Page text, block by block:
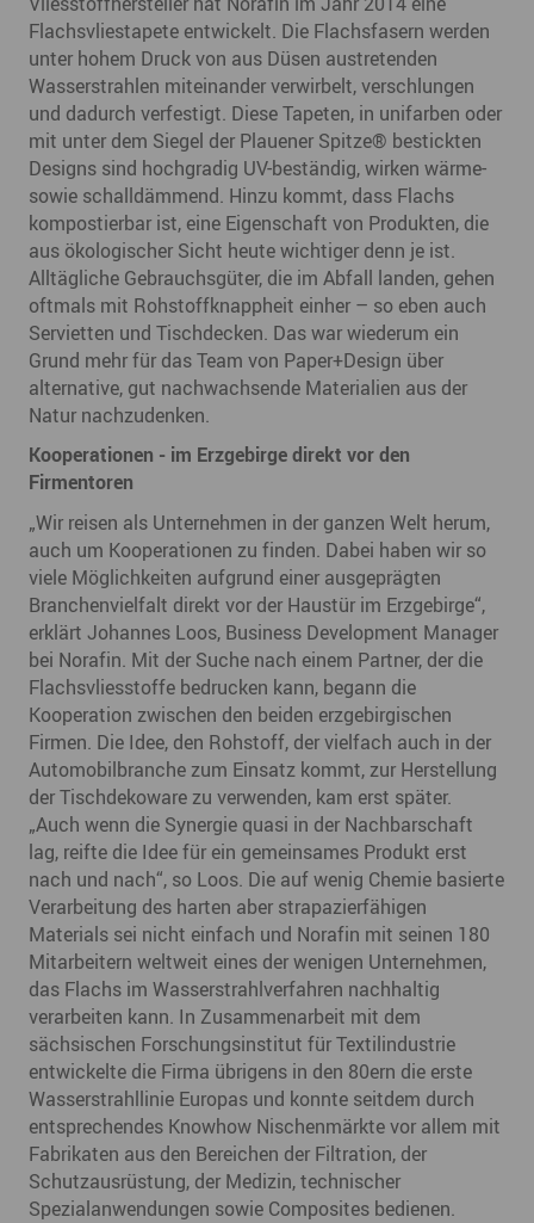
Flachsvliestapete entwickelt. Die Flachsfasern werden
unter hohem Druck von aus Düsen austretenden
Wasserstrahlen miteinander verwirbelt, verschlungen
und dadurch verfestigt. Diese Tapeten, in unifarben oder
mit unter dem Siegel der Plauener Spitze® bestickten
Designs sind hochgradig UV-beständig, wirken wärme-
sowie schalldämmend. Hinzu kommt, dass Flachs
kompostierbar ist, eine Eigenschaft von Produkten, die
aus ökologischer Sicht heute wichtiger denn je ist.
Alltägliche Gebrauchsgüter, die im Abfall landen, gehen
oftmals mit Rohstoffknappheit einher – so eben auch
Servietten und Tischdecken. Das war wiederum ein
Grund mehr für das Team von Paper+Design über
alternative, gut nachwachsende Materialien aus der
Natur nachzudenken.
Kooperationen - im Erzgebirge direkt vor den
Firmentoren
„Wir reisen als Unternehmen in der ganzen Welt herum,
auch um Kooperationen zu finden. Dabei haben wir so
viele Möglichkeiten aufgrund einer ausgeprägten
Branchenvielfalt direkt vor der Haustür im Erzgebirge“,
erklärt Johannes Loos, Business Development Manager
bei Norafin. Mit der Suche nach einem Partner, der die
Flachsvliesstoffe bedrucken kann, begann die
Kooperation zwischen den beiden erzgebirgischen
Firmen. Die Idee, den Rohstoff, der vielfach auch in der
Automobilbranche zum Einsatz kommt, zur Herstellung
der Tischdekoware zu verwenden, kam erst später.
„Auch wenn die Synergie quasi in der Nachbarschaft
lag, reifte die Idee für ein gemeinsames Produkt erst
nach und nach“, so Loos. Die auf wenig Chemie basierte
Verarbeitung des harten aber strapazierfähigen
Materials sei nicht einfach und Norafin mit seinen 180
Mitarbeitern weltweit eines der wenigen Unternehmen,
das Flachs im Wasserstrahlverfahren nachhaltig
verarbeiten kann. In Zusammenarbeit mit dem
sächsischen Forschungsinstitut für Textilindustrie
entwickelte die Firma übrigens in den 80ern die erste
Wasserstrahllinie Europas und konnte seitdem durch
entsprechendes Knowhow Nischenmärkte vor allem mit
Fabrikaten aus den Bereichen der Filtration, der
Schutzausrüstung, der Medizin, technischer
Spezialanwendungen sowie Composites bedienen.